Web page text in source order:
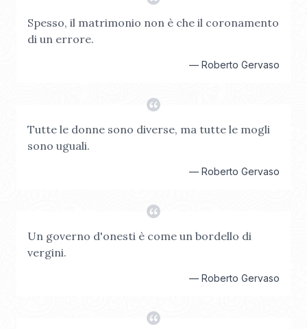
Spesso, il matrimonio non è che il coronamento
di un errore.
— Roberto Gervaso
Tutte le donne sono diverse, ma tutte le mogli
sono uguali.
— Roberto Gervaso
Un governo d'onesti è come un bordello di
vergini.
— Roberto Gervaso